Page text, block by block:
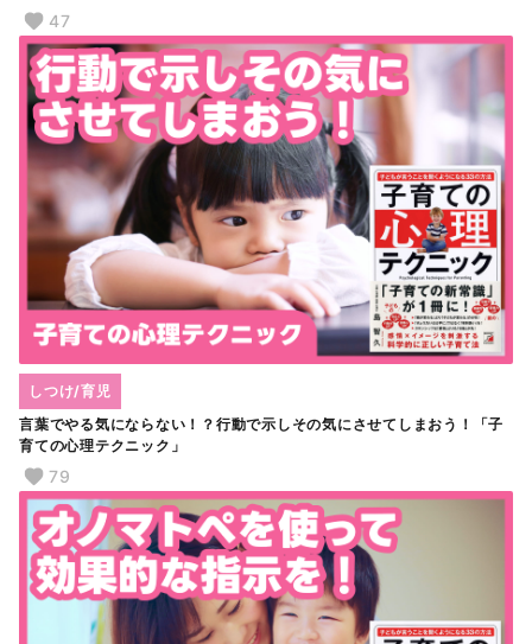
47
言葉でやる気にならない！？行動で示しその気にさせてしまおう！「子
育ての心理テクニック」
しつけ/育児
79